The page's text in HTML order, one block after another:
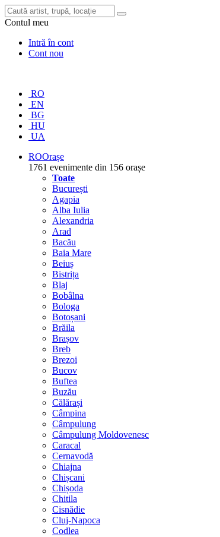
Contul meu
Intră în cont
Cont nou
RO
EN
BG
HU
UA
ROOrașe
1761 evenimente din 156 orașe
Toate
București
Agapia
Alba Iulia
Alexandria
Arad
Bacău
Baia Mare
Beiuș
Bistrița
Blaj
Bobâlna
Bologa
Botoșani
Brăila
Brașov
Breb
Brezoi
Bucov
Buftea
Buzău
Călărași
Câmpina
Câmpulung
Câmpulung Moldovenesc
Caracal
Cernavodă
Chiajna
Chișcani
Chișoda
Chitila
Cisnădie
Cluj-Napoca
Codlea